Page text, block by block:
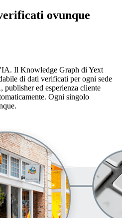
ovunque
Il Knowledge Graph di Yext
di dati verificati per ogni sede
ed esperienza cliente
Ogni singolo